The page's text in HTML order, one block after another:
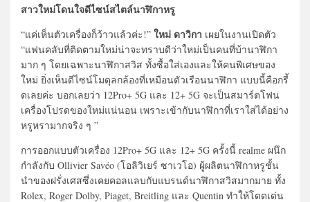
สาวใหม่โดนใจดีไซน์สไตล์นาฬิกาหรู
“แค่เห็นตัวเครื่องก็ว้าวแล้วค่ะ!” ใหม่ ดาวิกา เผยในงานเปิดตัว
“แฟนคลับที่ติดตามใหม่น่าจะทราบดีว่าใหม่เป็นคนที่บ้านาฬิกา
มาก ๆ โดยเฉพาะนาฬิกาสวิส ทั้งซื้อใส่เองและให้คนพิเศษของ
ใหม่ ยิ่งเห็นดีไซน์โมดุลกล้องที่เหมือนตัวเรือนนาฬิกา แบบนี้คือกรี้
ดเลยค่ะ บอกเลยว่า 12Pro+ 5G และ 12+ 5G จะเป็นสมาร์ตโฟน
เครื่องโปรดของใหม่แน่นอน เพราะเข้ากับนาฬิกาที่เราใส่ได้อย่าง
หรูหรามากจริง ๆ ”
การออกแบบตัวเครื่อง 12Pro+ 5G และ 12+ 5G ครั้งนี้ realme ผนึก
กำลังกับ Ollivier Savéo (โอลิวิเยร์ ซาเวโอ) ผู้ผลิตนาฬิกาหรูชั้น
นำของฝรั่งเศสซึ่งเคยคอลแลบกับแบรนด์นาฬิกาสวิสมากมาย ทั้ง
Rolex, Roger Dolby, Piaget, Breitling และ Quentin ทำให้โดดเด่น